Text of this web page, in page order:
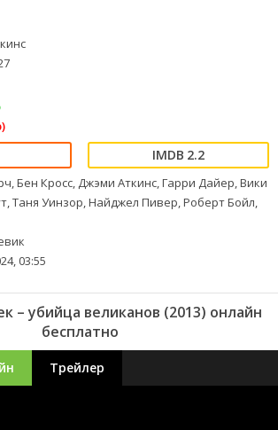
2.2
Бен Кросс, Джэми Аткинс, Гарри Дайер, Вики
Таня Уинзор, Найджел Пивер, Роберт Бойл,
03:55
– убийца великанов (2013) онлайн
бесплатно
Трейлер